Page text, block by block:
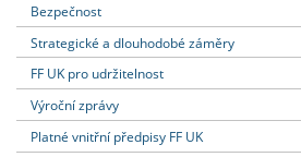
Bezpečnost
Strategické a dlouhodobé záměry
FF UK pro udržitelnost
Výroční zprávy
Platné vnitřní předpisy FF UK